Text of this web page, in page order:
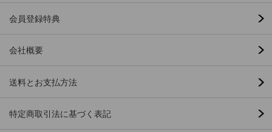
会員登録特典
会社概要
送料とお支払方法
特定商取引法に基づく表記